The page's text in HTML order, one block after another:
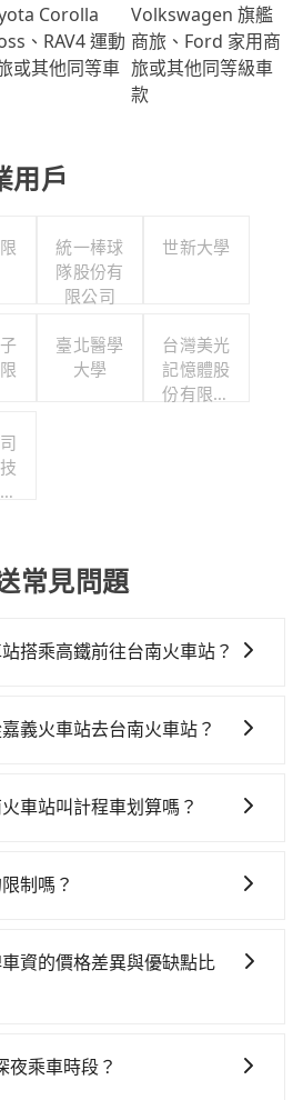
Corolla
、RAV4 運動
或其他同等車
Volkswagen 旗艦
商旅、Ford 家用商
旅或其他同等級車
款
用戶
統一棒球
隊股份有
限公司
世新大學
臺北醫學
大學
台灣美光
記憶體股
份有限公
常見問題
搭乘高鐵前往台南火車站？
！嘉義-台南雖然一天最多時有60
高鐵站，叫一輛計程車花費約
從嘉義站前往台南高鐵站，每人
目的地。全程加上轉車時間共1小
，高鐵加轉乘之平均每人花費為
少額外負擔20元車資，而且更會
義火車站去台南火車站？
為要自己開車），最重要的是你
每公里再額外加收$3.2，從嘉義
可能的每小時40元路邊停車費用
車保險與可能的罰單都需自付。
較大的七人座或九人座可供選
車站叫計程車划算嗎？
攔不到車，也可考慮打電話至嘉
元間，若改選tripool的專車
果要考慮到回程，台南市僅有合
便宜，但當你們人數超過四位
制嗎？
途中遵守台灣法律，無論是清明
喜宴/喪禮、就醫回診、登山露
需求，tripool都能滿足你。乘車
資的價格差異與優缺點比
可以根據自己的需求安排時間和
乘車時段？